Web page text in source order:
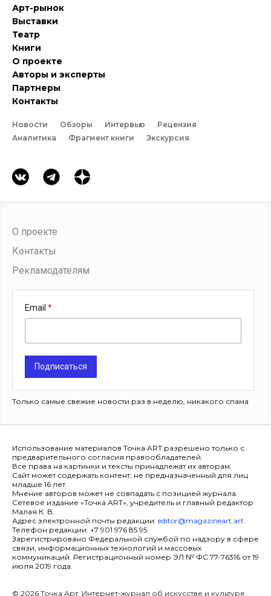
Арт-рынок
Выставки
Театр
Книги
О проекте
Авторы и эксперты
Партнеры
Контакты
Новости Обзоры Интервью
Рецензия
Аналитика
Фрагмент книги Экскурсия
О проекте
Контакты
Рекламодателям
Email
Подписаться
Только самые свежие новости раз в неделю, никакого спама
Использование материалов Точка ART разрешено только с
предварительного согласия правообладателей.
Все права на картинки и тексты принадлежат их авторам.
Сайт может содержать контент, не предназначенный для лиц
младше 16 лет.
Мнение авторов может не совпадать с позицией журнала.
Сетевое издание «Точка ART», учредитель и главный редактор
Малая К. В.
Адрес электронной почты редакции: editor@magazineart.art.
Телефон редакции: +7 901 976 85 95.
Зарегистрировано Федеральной службой по надзору в сфере
связи, информационных технологий и массовых
коммуникаций. Регистрационный номер ЭЛ № ФС 77-76316 от 19
июля 2019 года.
© 2026 Точка Арт. Интернет-журнал об искусстве и культуре.